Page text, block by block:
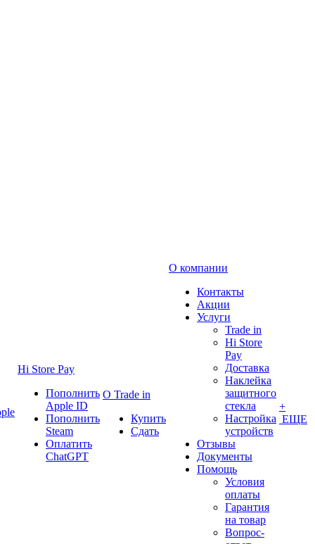
Hi Store Pay
Пополнить
Apple ID
Пополнить
Steam
Оплатить
ChatGPT
О Trade in
Купить
Сдать
О компании
Контакты
Акции
Услуги
Trade in
Hi Store
Pay
Доставка
Наклейка
защитного
стекла
Настройка
устройств
Отзывы
Документы
Помощь
Условия
оплаты
Гарантия
на товар
Вопрос-
+
ЕЩЕ